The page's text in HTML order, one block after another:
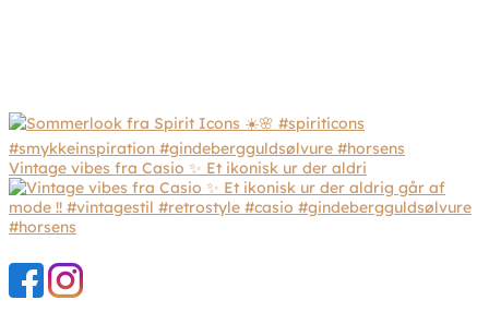
Vintage vibes fra Casio ✨ Et ikonisk ur der aldri